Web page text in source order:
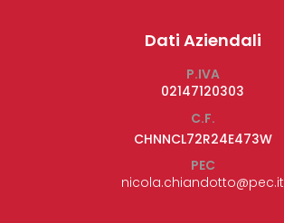
Dati Aziendali
P.IVA
02147120303
C.F.
CHNNCL72R24E473W
PEC
nicola.chiandotto@pec.it